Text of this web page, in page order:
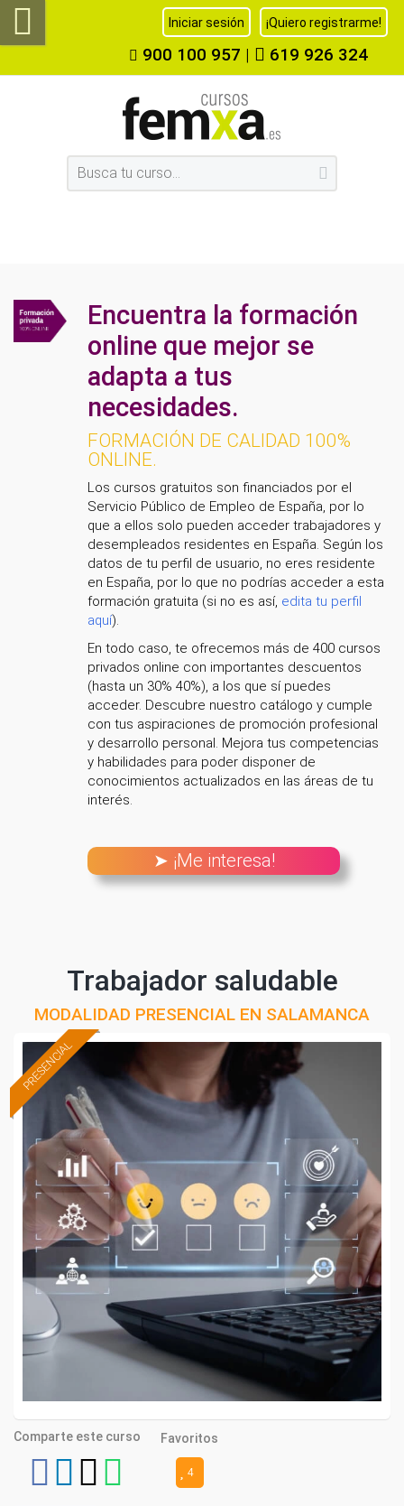
Iniciar sesión ¡Quiero registrarme!
900 100 957 | 619 926 324
Encuentra la formación
online que mejor se
adapta a tus
necesidades.
FORMACIÓN DE CALIDAD 100%
ONLINE.
Los cursos gratuitos son financiados por el
Servicio Público de Empleo de España, por lo
que a ellos solo pueden acceder trabajadores y
desempleados residentes en España. Según los
datos de tu perfil de usuario, no eres residente
en España, por lo que no podrías acceder a esta
formación gratuita (si no es así, edita tu perfil
aquí).
En todo caso, te ofrecemos más de 400 cursos
privados online con importantes descuentos
(hasta un 30% 40%), a los que sí puedes
acceder. Descubre nuestro catálogo y cumple
con tus aspiraciones de promoción profesional
y desarrollo personal. Mejora tus competencias
y habilidades para poder disponer de
conocimientos actualizados en las áreas de tu
interés.
➤ ¡Me interesa!
Trabajador saludable
MODALIDAD PRESENCIAL EN SALAMANCA
PRESENCIAL
Comparte este curso Favoritos
4